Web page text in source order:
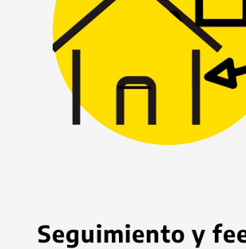
Seguimiento y